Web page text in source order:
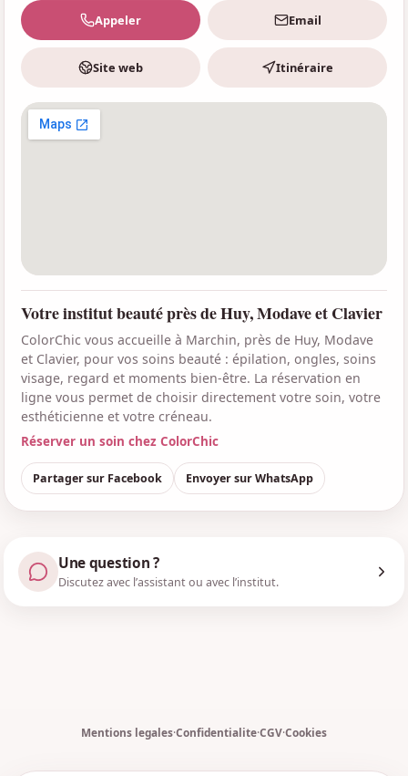
Appeler Email
Site web Itinéraire
Votre institut beauté près de Huy, Modave et Clavier
ColorChic vous accueille à Marchin, près de Huy, Modave
et Clavier, pour vos soins beauté : épilation, ongles, soins
visage, regard et moments bien-être. La réservation en
ligne vous permet de choisir directement votre soin, votre
esthéticienne et votre créneau.
Réserver un soin chez ColorChic
Partager sur Facebook Envoyer sur WhatsApp
Une question ?
Discutez avec l’assistant ou avec l’institut.
Mentions legales·Confidentialite·CGV·Cookies